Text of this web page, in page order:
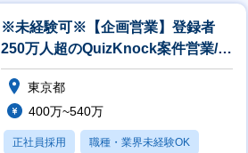
※未経験可※【企画営業】登録者
250万人超のQuizKnock案件営業/官
公庁・大手企業案件多数
東京都
400万~540万
正社員採用 職種・業界未経験OK